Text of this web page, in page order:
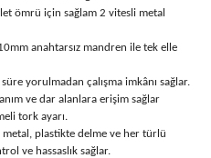
Silikon ve Mum Tabancaları
Taşlamalar
Tilki Kuyruğu
ömrü için sağlam 2 vitesli metal
anahtarsız mandren ile tek elle
yorulmadan çalışma imkânı sağlar.
ve dar alanlara erişim sağlar
tork ayarı.
metal, plastikte delme ve her türlü
ve hassaslık sağlar.